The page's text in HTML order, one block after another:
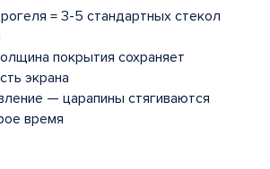
= 3-5 стандартных стекол
покрытия сохраняет
экрана
— царапины стягиваются
время